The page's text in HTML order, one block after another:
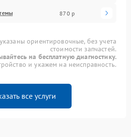
870 р
ориентировочные, без учета
стоимости запчастей.
на бесплатную диагностику.
и укажем на неисправность.
все услуги